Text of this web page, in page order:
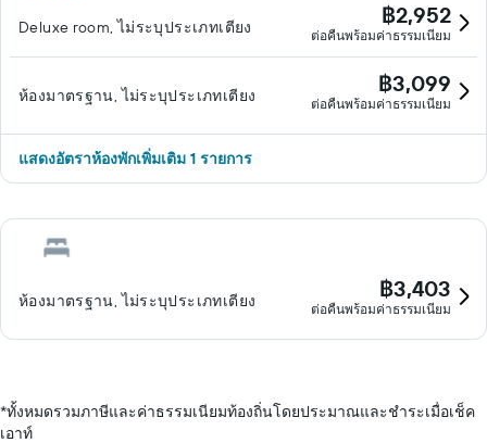
Deluxe room, ไม่ระบุประเภทเตียง ฿2,952
ต่อคืนพร้อมค่าธรรมเนียม
ห้องมาตรฐาน, ไม่ระบุประเภทเตียง ฿3,099
ต่อคืนพร้อมค่าธรรมเนียม
แสดงอัตราห้องพักเพิ่มเติม 1 รายการ
ห้องมาตรฐาน, ไม่ระบุประเภทเตียง ฿3,403
ต่อคืนพร้อมค่าธรรมเนียม
*ทั้งหมดรวมภาษีและค่าธรรมเนียมท้องถิ่นโดยประมาณและชำระเมื่อเช็ค
เอาท์